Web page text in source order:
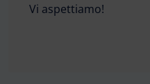
Vi aspettiamo!